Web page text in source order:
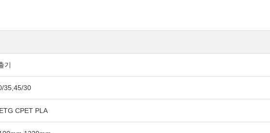
기
35,45/30
CPET PLA